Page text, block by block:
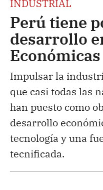
INDUSTRIAL
Perú tiene
desarrollo
Impulsar la
que casi todas las
han puesto como
desarrollo
tecnología y una
tecnificada.